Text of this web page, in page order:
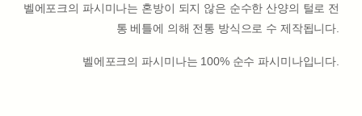
벨에포크의 파시미나는 혼방이 되지 않은 순수한 산양의 털로 전
통 베틀에 의해 전통 방식으로 수 제작됩니다.
벨에포크의 파시미나는 100% 순수 파시미나입니다.